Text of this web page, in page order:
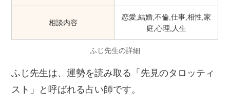
相談内容
恋愛,結婚,不倫,仕事,相性,家
庭,心理,人生
ふじ先生の詳細
ふじ先生は、運勢を読み取る「先見のタロッティ
スト」と呼ばれる占い師です。